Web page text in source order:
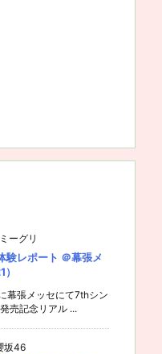
ミーグリ
験レポート ＠幕張メ
幕張メッセにて7thシン
売記念リアル ...
坂46